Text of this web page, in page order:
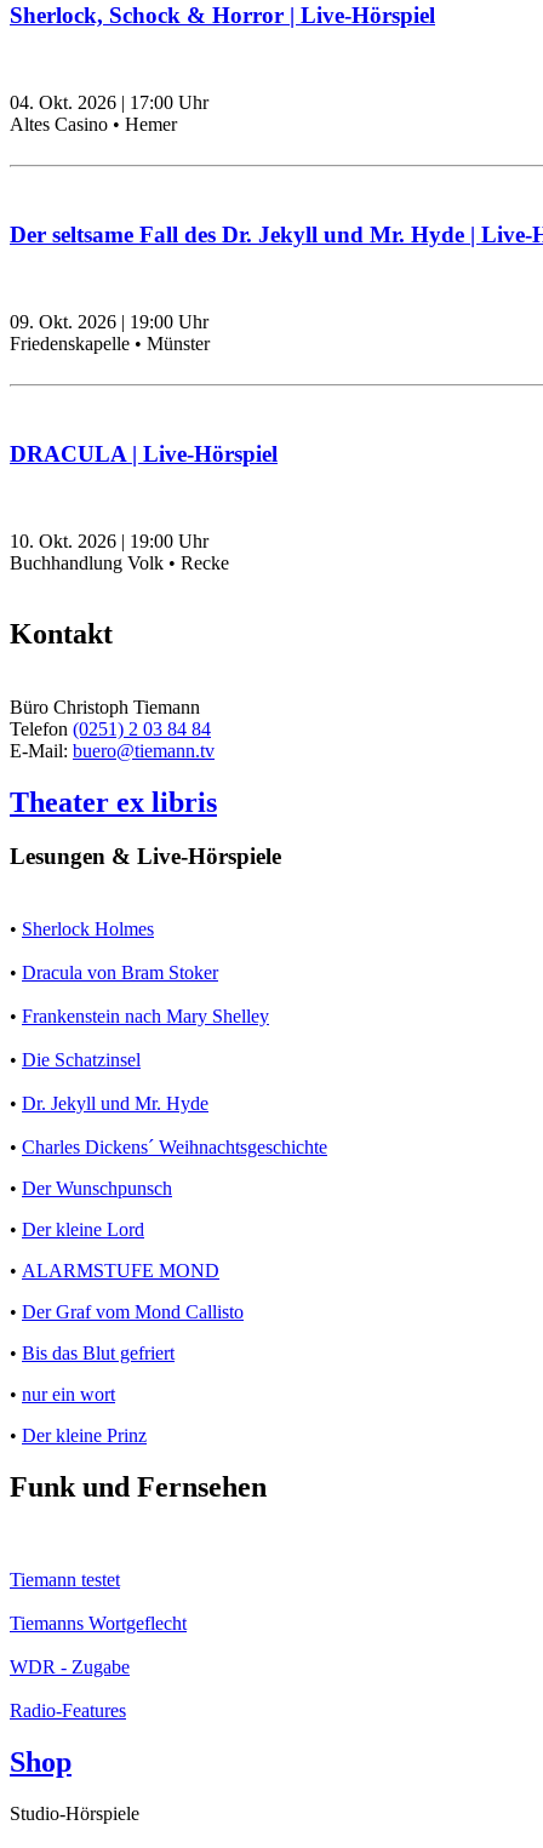
Sherlock, Schock & Horror | Live-Hörspiel
04. Okt. 2026 | 17:00 Uhr
Altes Casino • Hemer
Der seltsame Fall des Dr. Jekyll und Mr. Hyde | Live-
09. Okt. 2026 | 19:00 Uhr
Friedenskapelle • Münster
DRACULA | Live-Hörspiel
10. Okt. 2026 | 19:00 Uhr
Buchhandlung Volk • Recke
Kontakt
Büro Christoph Tiemann
Telefon (0251) 2 03 84 84
E-Mail: buero@tiemann.tv
Theater ex libris
Lesungen & Live-Hörspiele
• Sherlock Holmes
• Dracula von Bram Stoker
• Frankenstein nach Mary Shelley
• Die Schatzinsel
• Dr. Jekyll und Mr. Hyde
• Charles Dickens´ Weihnachtsgeschichte
• Der Wunschpunsch
• Der kleine Lord
• ALARMSTUFE MOND
• Der Graf vom Mond Callisto
• Bis das Blut gefriert
• nur ein wort
• Der kleine Prinz
Funk und Fernsehen
Tiemann testet
Tiemanns Wortgeflecht
WDR - Zugabe
Radio-Features
Shop
Studio-Hörspiele